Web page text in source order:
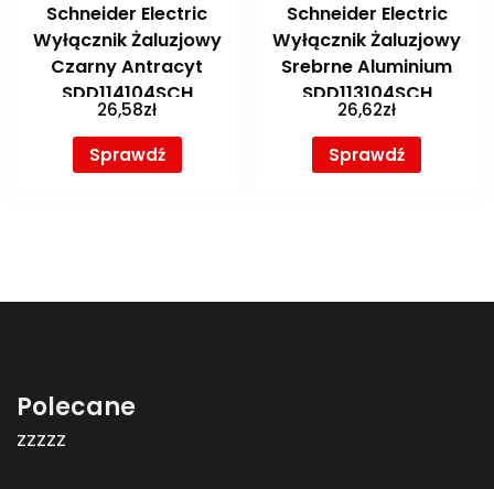
Schneider Electric
Wyłącznik Żaluzjowy
Czarny Antracyt
SDD114104SCH
26,58zł
Sprawdź
Schneider Electric
Wyłącznik Żaluzjowy
Srebrne Aluminium
SDD113104SCH
26,62zł
Sprawdź
Polecane
zzzzz